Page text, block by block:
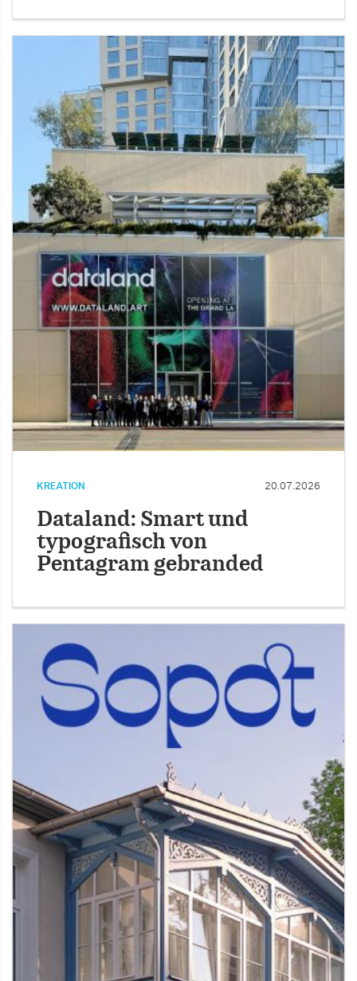
KREATION 20.07.2026
Dataland: Smart und
typografisch von
Pentagram gebranded